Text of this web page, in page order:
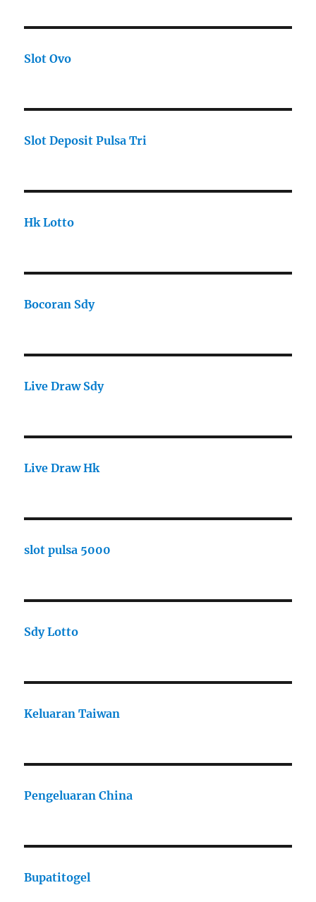
Slot Ovo
Slot Deposit Pulsa Tri
Hk Lotto
Bocoran Sdy
Live Draw Sdy
Live Draw Hk
slot pulsa 5000
Sdy Lotto
Keluaran Taiwan
Pengeluaran China
Bupatitogel